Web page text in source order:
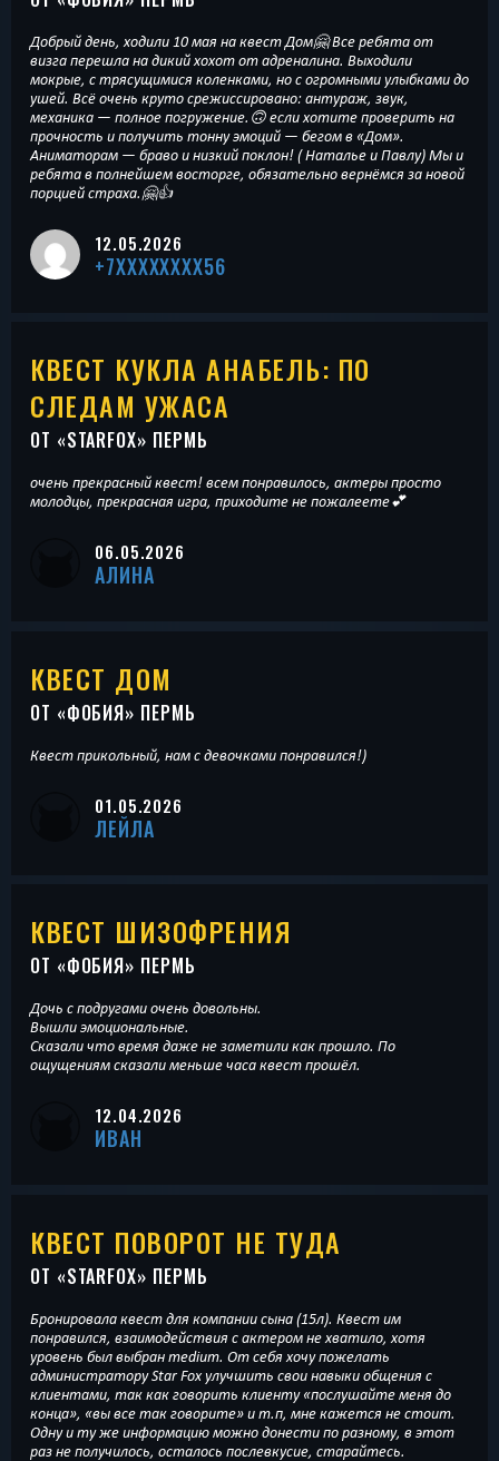
Добрый день, ходили 10 мая на квест Дом🤗 Все ребята от
визга перешла на дикий хохот от адреналина. Выходили
мокрые, с трясущимися коленками, но с огромными улыбками до
ушей. Всё очень круто срежиссировано: антураж, звук,
механика — полное погружение.🙃 если хотите проверить на
прочность и получить тонну эмоций — бегом в «Дом».
Аниматорам — браво и низкий поклон! ( Наталье и Павлу) Мы и
ребята в полнейшем восторге, обязательно вернёмся за новой
порцией страха.🤗👍
12.05.2026
+7XXXXXXXX56
КВЕСТ КУКЛА АНАБЕЛЬ: ПО
СЛЕДАМ УЖАСА
ОТ «STARFOX» ПЕРМЬ
очень прекрасный квест! всем понравилось, актеры просто
молодцы, прекрасная игра, приходите не пожалеете💕
06.05.2026
АЛИНА
КВЕСТ ДОМ
ОТ «ФОБИЯ» ПЕРМЬ
Квест прикольный, нам с девочками понравился!)
01.05.2026
ЛЕЙЛА
КВЕСТ ШИЗОФРЕНИЯ
ОТ «ФОБИЯ» ПЕРМЬ
Дочь с подругами очень довольны.
Вышли эмоциональные.
Сказали что время даже не заметили как прошло. По
ощущениям сказали меньше часа квест прошёл.
12.04.2026
ИВАН
КВЕСТ ПОВОРОТ НЕ ТУДА
ОТ «STARFOX» ПЕРМЬ
Бронировала квест для компании сына (15л). Квест им
понравился, взаимодействия с актером не хватило, хотя
уровень был выбран medium. От себя хочу пожелать
администратору Star Fox улучшить свои навыки общения с
клиентами, так как говорить клиенту «послушайте меня до
конца», «вы все так говорите» и т.п, мне кажется не стоит.
Одну и ту же информацию можно донести по разному, в этот
раз не получилось, осталось послевкусие, старайтесь.